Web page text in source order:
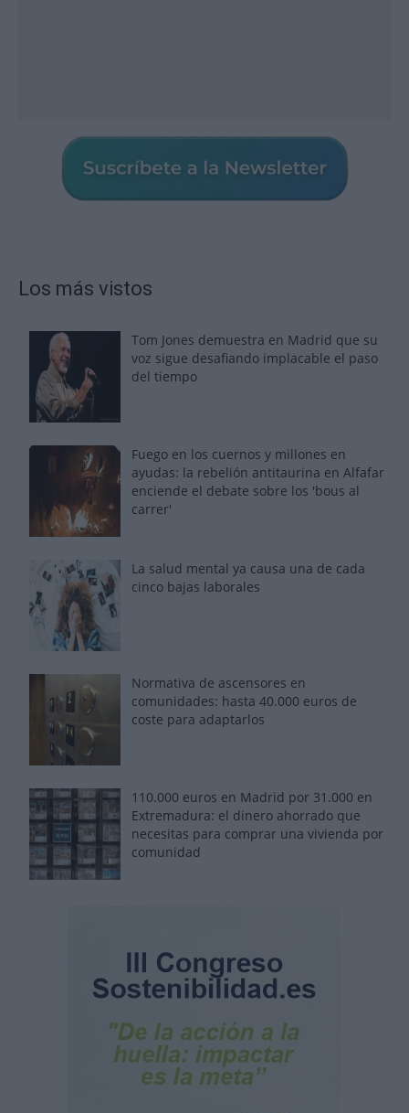
Los más vistos
Tom Jones demuestra en Madrid que su
voz sigue desafiando implacable el paso
del tiempo
Fuego en los cuernos y millones en
ayudas: la rebelión antitaurina en Alfafar
enciende el debate sobre los 'bous al
carrer'
La salud mental ya causa una de cada
cinco bajas laborales
Normativa de ascensores en
comunidades: hasta 40.000 euros de
coste para adaptarlos
110.000 euros en Madrid por 31.000 en
Extremadura: el dinero ahorrado que
necesitas para comprar una vivienda por
comunidad